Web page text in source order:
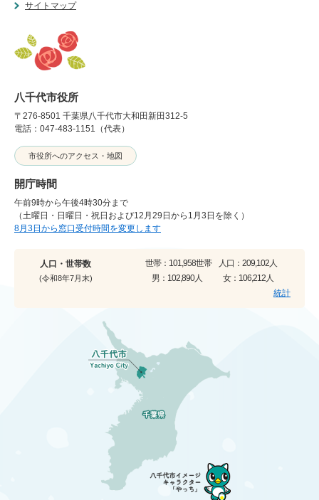
サイトマップ
八千代市役所
〒276-8501 千葉県八千代市大和田新田312-5
電話：047-483-1151（代表）
市役所へのアクセス・地図
開庁時間
午前9時から午後4時30分まで
（土曜日・日曜日・祝日および12月29日から1月3日を除く）
8月3日から窓口受付時間を変更します
人口・世帯数
(令和8年7月末)
世帯： 101,958世帯 人口： 209,102人
男： 102,890人 女： 106,212人
統計